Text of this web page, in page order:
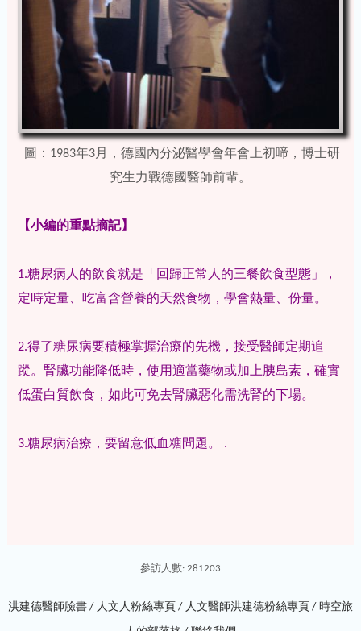
圖：1983年3月，德國內分泌醫學會年會上初啼，博士研
究生力戰德國醫師前輩。
【小編的重點摘記】
1.糖尿病人的飲食就是「回歸正常人的三餐飲食型態」，
定時定量、吃富含營養的天然食物，學會熱量、份量。
2.得了糖尿病要積極掌握治療的先機，接受醫師定期追
蹤。腎臟功能降低時，使用適當藥物或加上胰島素，確實
低蛋白質飲食，如此可免去腎臟惡化需洗腎的下場。
3.糖尿病治療，要留意低血糖問題。 .
參訪人數: 281203
洪建德醫師臉書 / 人文人粉絲專頁 / 人文醫師洪建德粉絲專頁 / 時空旅